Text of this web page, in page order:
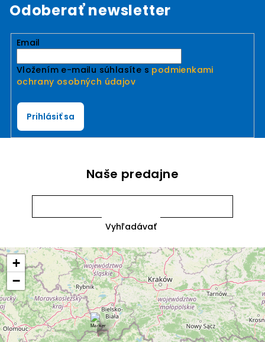
Odoberať newsletter
Email
Vložením e-mailu súhlasíte s podmienkami
ochrany osobných údajov
Prihlásiť sa
Naše predajne
+
−